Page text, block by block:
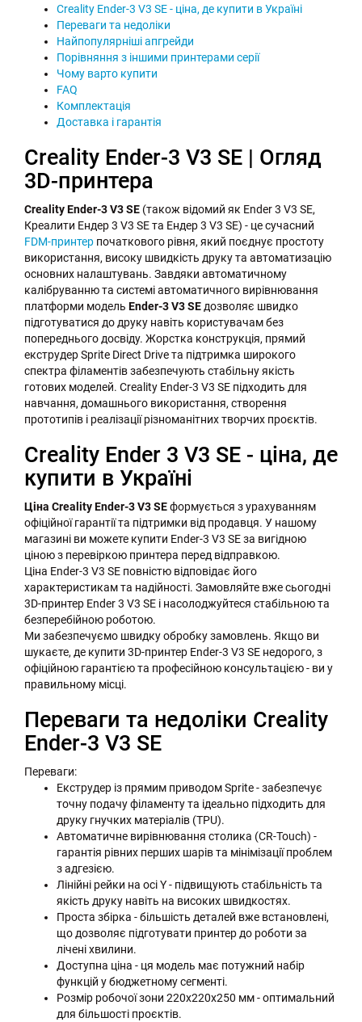
Creality Ender-3 V3 SE - ціна, де купити в Україні
Переваги та недоліки
Найпопулярніші апгрейди
Порівняння з іншими принтерами серії
Чому варто купити
FAQ
Комплектація
Доставка і гарантія
Creality Ender-3 V3 SE | Огляд
3D-принтера
Creality Ender-3 V3 SE (також відомий як Ender 3 V3 SE,
Креалити Ендер 3 V3 SE та Ендер 3 V3 SE) - це сучасний
FDM-принтер початкового рівня, який поєднує простоту
використання, високу швидкість друку та автоматизацію
основних налаштувань. Завдяки автоматичному
калібруванню та системі автоматичного вирівнювання
платформи модель Ender-3 V3 SE дозволяє швидко
підготуватися до друку навіть користувачам без
попереднього досвіду. Жорстка конструкція, прямий
екструдер Sprite Direct Drive та підтримка широкого
спектра філаментів забезпечують стабільну якість
готових моделей. Creality Ender-3 V3 SE підходить для
навчання, домашнього використання, створення
прототипів і реалізації різноманітних творчих проєктів.
Creality Ender 3 V3 SE - ціна, де
купити в Україні
Ціна Creality Ender-3 V3 SEформується з урахуванням
офіційної гарантії та підтримки від продавця. У нашому
магазині ви можете купити Ender-3 V3 SE за вигідною
ціною з перевіркою принтера перед відправкою.
Ціна Ender-3 V3 SE повністю відповідає його
характеристикам та надійності. Замовляйте вже сьогодні
3D-принтер Ender 3 V3 SE і насолоджуйтеся стабільною та
безперебійною роботою.
Ми забезпечуємо швидку обробку замовлень. Якщо ви
шукаєте, де купити 3D-принтер Ender-3 V3 SE недорого, з
офіційною гарантією та професійною консультацією - ви у
правильному місці.
Переваги та недоліки Creality
Ender-3 V3 SE
Переваги:
Екструдер із прямим приводом Sprite - забезпечує
точну подачу філаменту та ідеально підходить для
друку гнучких матеріалів (TPU).
Автоматичне вирівнювання столика (CR-Touch) -
гарантія рівних перших шарів та мінімізації проблем
з адгезією.
Лінійні рейки на осі Y - підвищують стабільність та
якість друку навіть на високих швидкостях.
Проста збірка - більшість деталей вже встановлені,
що дозволяє підготувати принтер до роботи за
лічені хвилини.
Доступна ціна - ця модель має потужний набір
функцій у бюджетному сегменті.
Розмір робочої зони 220x220x250 мм - оптимальний
для більшості проєктів.